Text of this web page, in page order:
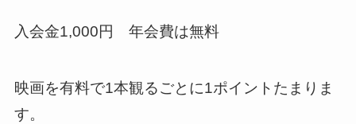
入会金1,000円 年会費は無料
映画を有料で1本観るごとに1ポイントたまりま
す。